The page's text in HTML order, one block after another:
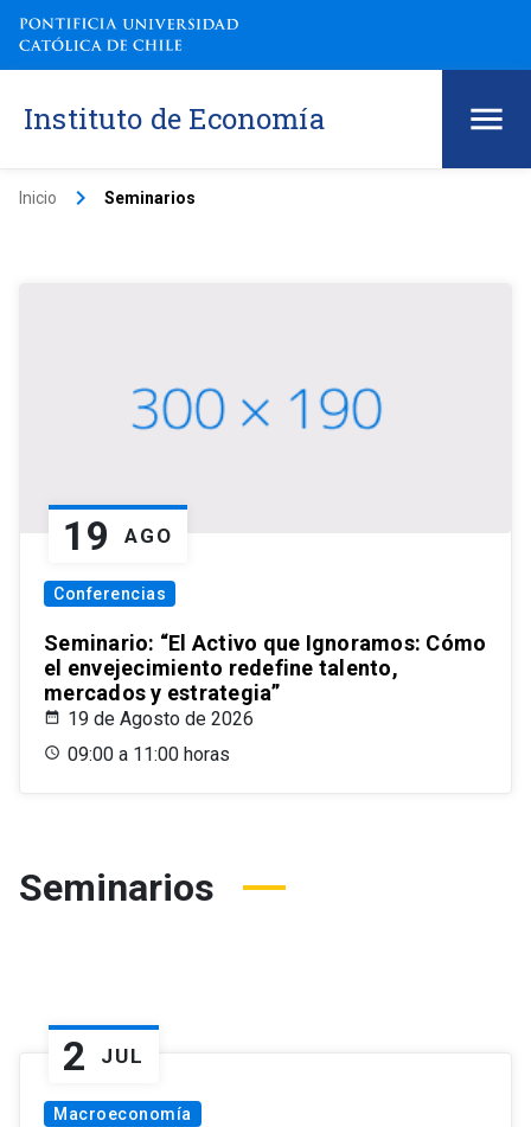
Instituto de Economía
Inicio keyboard_arrow_right Seminarios
19 AGO
Conferencias
Seminario: “El Activo que Ignoramos: Cómo
el envejecimiento redefine talento,
mercados y estrategia”
19 de Agosto de 2026
09:00 a 11:00 horas
Seminarios
2 JUL
Macroeconomía